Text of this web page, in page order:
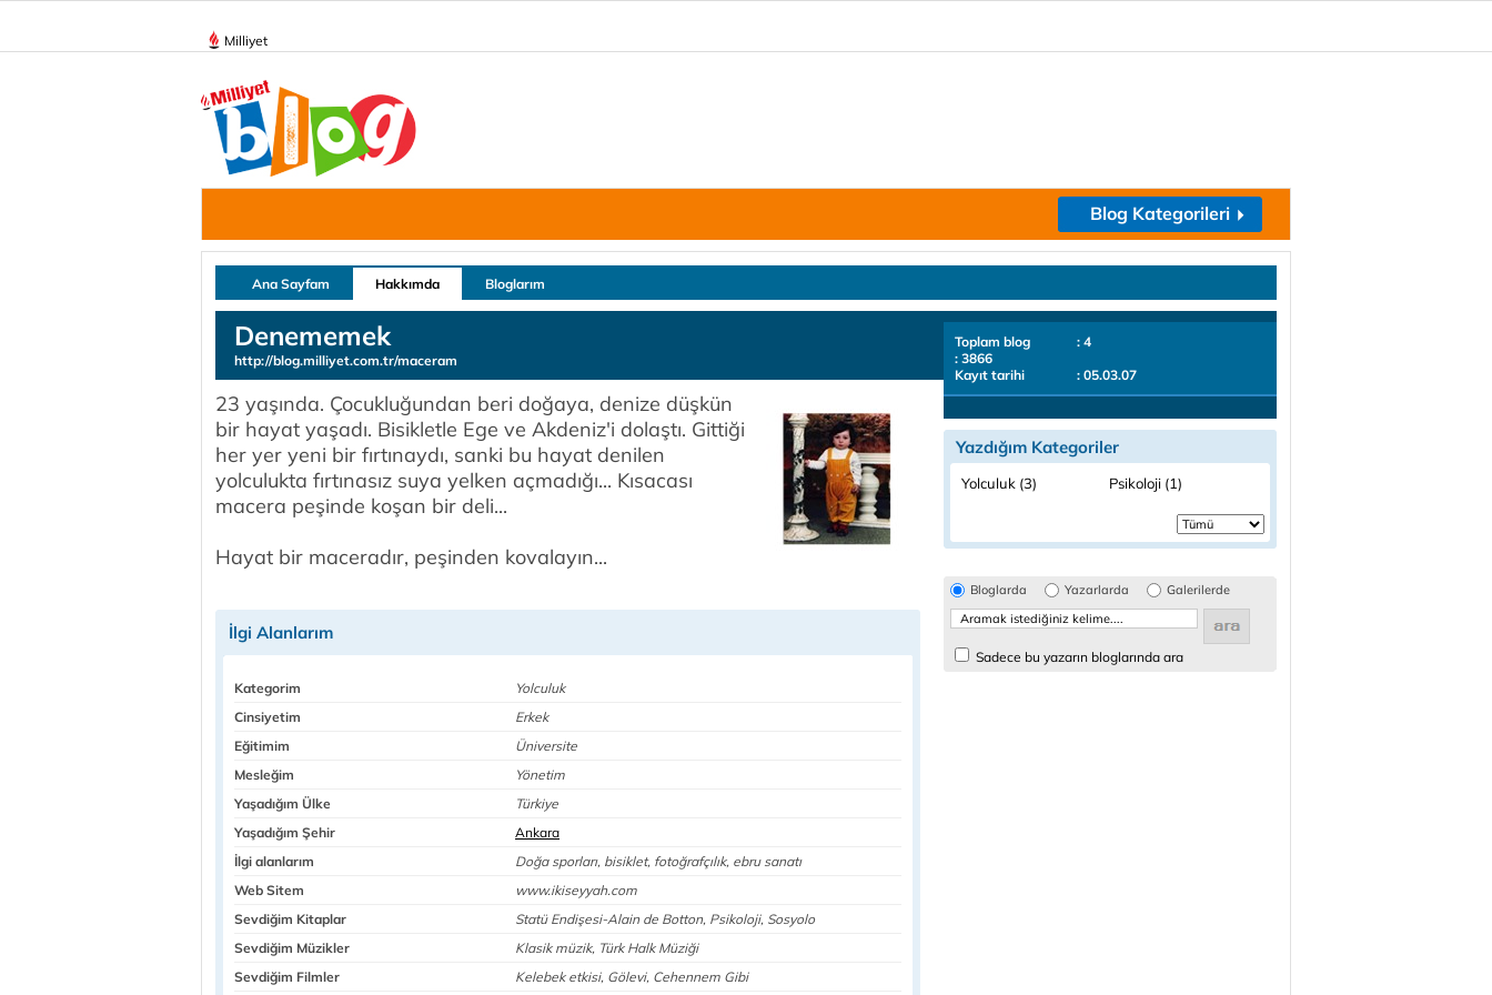
Milliyet
Blog Kategorileri
Ana Sayfam Hakkımda Bloglarım
Denememek
http://blog.milliyet.com.tr/maceram
23 yaşında. Çocukluğundan beri doğaya, denize düşkün
bir hayat yaşadı. Bisikletle Ege ve Akdeniz'i dolaştı. Gittiği
her yer yeni bir fırtınaydı, sanki bu hayat denilen
yolculukta fırtınasız suya yelken açmadığı... Kısacası
macera peşinde koşan bir deli...
Hayat bir maceradır, peşinden kovalayın...
İlgi Alanlarım
Kategorim
Yolculuk
Cinsiyetim
Erkek
Eğitimim
Üniversite
Mesleğim
Yönetim
Yaşadığım Ülke
Türkiye
Yaşadığım Şehir
Ankara
İlgi alanlarım
Doğa sporları, bisiklet, fotoğrafçılık, ebru sanatı
Web Sitem
www.ikiseyyah.com
Sevdiğim Kitaplar
Statü Endişesi-Alain de Botton, Psikoloji, Sosyolo
Sevdiğim Müzikler
Klasik müzik, Türk Halk Müziği
Sevdiğim Filmler
Kelebek etkisi, Gölevi, Cehennem Gibi
Toplam blog
: 4
: 3866
Kayıt tarihi
: 05.03.07
Yazdığım Kategoriler
Yolculuk (3) Psikoloji (1)
Bloglarda Yazarlarda Galerilerde
Sadece bu yazarın bloglarında ara